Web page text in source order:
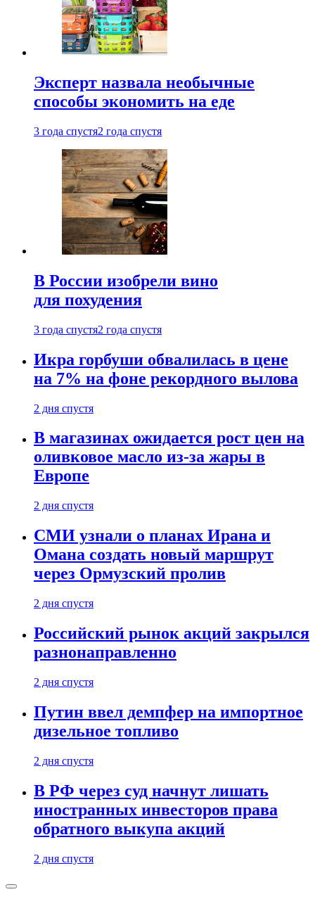
Эксперт назвала необычные
способы экономить на еде
3 года спустя2 года спустя
В России изобрели вино
для похудения
3 года спустя2 года спустя
Икра горбуши обвалилась в цене
на 7% на фоне рекордного вылова
2 дня спустя
В магазинах ожидается рост цен на
оливковое масло из-за жары в
Европе
2 дня спустя
СМИ узнали о планах Ирана и
Омана создать новый маршрут
через Ормузский пролив
2 дня спустя
Российский рынок акций закрылся
разнонаправленно
2 дня спустя
Путин ввел демпфер на импортное
дизельное топливо
2 дня спустя
В РФ через суд начнут лишать
иностранных инвесторов права
обратного выкупа акций
2 дня спустя